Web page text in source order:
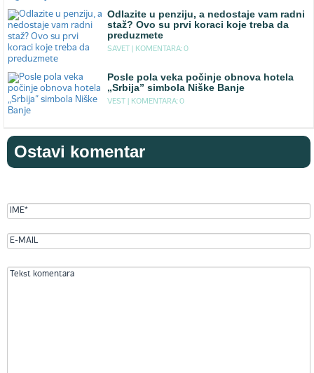
Odlazite u penziju, a nedostaje vam radni
staž? Ovo su prvi koraci koje treba da
preduzmete
SAVET | KOMENTARA: 0
Posle pola veka počinje obnova hotela
„Srbija” simbola Niške Banje
VEST | KOMENTARA: 0
Ostavi komentar